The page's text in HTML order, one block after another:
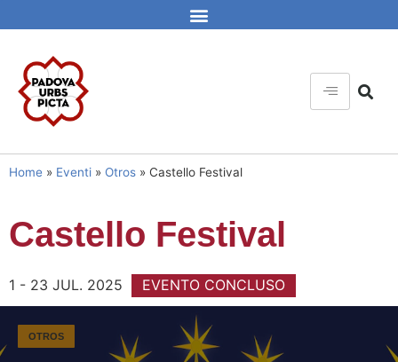
Home » Eventi » Otros » Castello Festival
Castello Festival
1 - 23 JUL. 2025 EVENTO CONCLUSO
OTROS